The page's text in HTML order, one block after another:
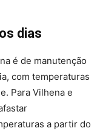
dias
é de manutenção
com temperaturas
Para Vilhena e
a partir do